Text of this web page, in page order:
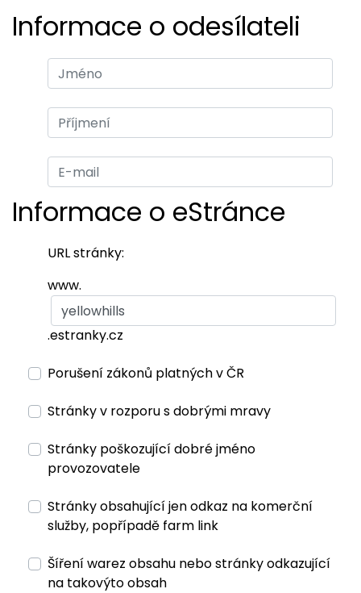
Informace o odesílateli
Informace o eStránce
URL stránky:
www.
.estranky.cz
Porušení zákonů platných v ČR
Stránky v rozporu s dobrými mravy
Stránky poškozující dobré jméno
provozovatele
Stránky obsahující jen odkaz na komerční
služby, popřípadě farm link
Šíření warez obsahu nebo stránky odkazující
na takovýto obsah